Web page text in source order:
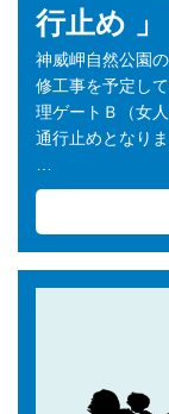
行止め 」
神威岬自然公園
修工事を予定し
理ゲートＢ（女
通行止めとなり